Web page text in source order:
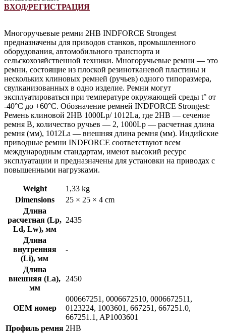
ВХОД/РЕГИСТРАЦИЯ
Многоручьевые ремни 2HB INDFORCE Strongest
предназначены для приводов станков, промышленного
оборудования, автомобильного транспорта и
сельскохозяйственной техники. Многоручьевые ремни — это
ремни, состоящие из плоской резинотканевой пластины и
нескольких клиновых ремней (ручьев) одного типоразмера,
свулканизованных в одно изделие. Ремни могут
эксплуатироваться при температуре окружающей среды t° от
-40°С до +60°С. Обозначение ремней INDFORCE Strongest:
Ремень клиновой 2HB 1000Lp/ 1012La, где 2HB — сечение
ремня B, количество ручьев — 2, 1000Lp — расчетная длина
ремня (мм), 1012La — внешняя длина ремня (мм). Индийские
приводные ремни INDFORCE соответствуют всем
международным стандартам, имеют высокий ресурс
эксплуатации и предназначены для установки на приводах с
повышенными нагрузками.
Weight
1,33 kg
Dimensions
25 × 25 × 4 cm
Длина
расчетная (Lp,
Ld, Lw), мм
2435
Длина
внутренняя
(Li), мм
-
Длина
внешняя (La),
мм
2450
OEM номер
000667251, 0006672510, 0006672511,
0123224, 1003601, 667251, 667251.0,
667251.1, AP1003601
Профиль ремня 2HB